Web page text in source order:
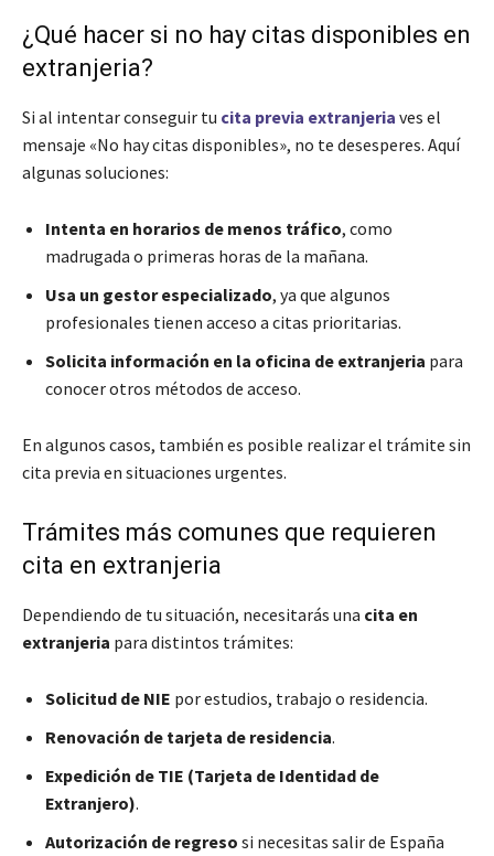
¿Qué hacer si no hay citas disponibles en
extranjeria?
Si al intentar conseguir tu cita previa extranjeria ves el
mensaje «No hay citas disponibles», no te desesperes. Aquí
algunas soluciones:
Intenta en horarios de menos tráfico, como
madrugada o primeras horas de la mañana.
Usa un gestor especializado, ya que algunos
profesionales tienen acceso a citas prioritarias.
Solicita información en la oficina de extranjeria para
conocer otros métodos de acceso.
En algunos casos, también es posible realizar el trámite sin
cita previa en situaciones urgentes.
Trámites más comunes que requieren
cita en extranjeria
Dependiendo de tu situación, necesitarás una cita en
extranjeria para distintos trámites:
Solicitud de NIE por estudios, trabajo o residencia.
Renovación de tarjeta de residencia.
Expedición de TIE (Tarjeta de Identidad de
Extranjero).
Autorización de regreso si necesitas salir de España